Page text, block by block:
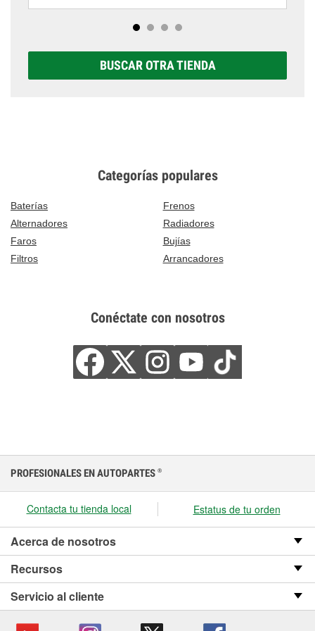
BUSCAR OTRA TIENDA
Categorías populares
Baterías
Frenos
Alternadores
Radiadores
Faros
Bujías
Filtros
Arrancadores
Conéctate con nosotros
PROFESIONALES EN AUTOPARTES ®
Contacta tu tienda local Estatus de tu orden
Acerca de nosotros
Recursos
Servicio al cliente